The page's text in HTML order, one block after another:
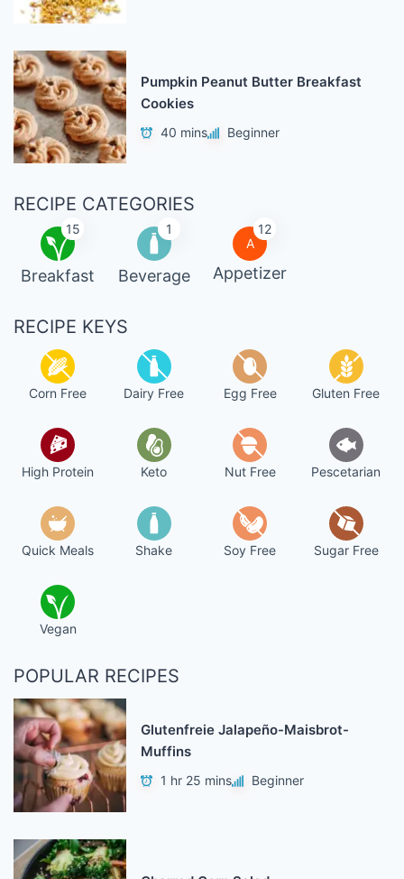
Pumpkin Peanut Butter Breakfast
Cookies
40 mins Beginner
RECIPE CATEGORIES
15
Breakfast
1
Beverage
A
12
Appetizer
RECIPE KEYS
Corn Free Dairy Free Egg Free Gluten Free
High Protein Keto Nut Free Pescetarian
Quick Meals Shake Soy Free Sugar Free
Vegan
POPULAR RECIPES
Glutenfreie Jalapeño-Maisbrot-
Muffins
1 hr 25 mins Beginner